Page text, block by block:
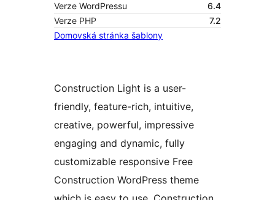
Verze WordPressu
6.4
Verze PHP
7.2
Domovská stránka šablony
Construction Light is a user-
friendly, feature-rich, intuitive,
creative, powerful, impressive
engaging and dynamic, fully
customizable responsive Free
Construction WordPress theme